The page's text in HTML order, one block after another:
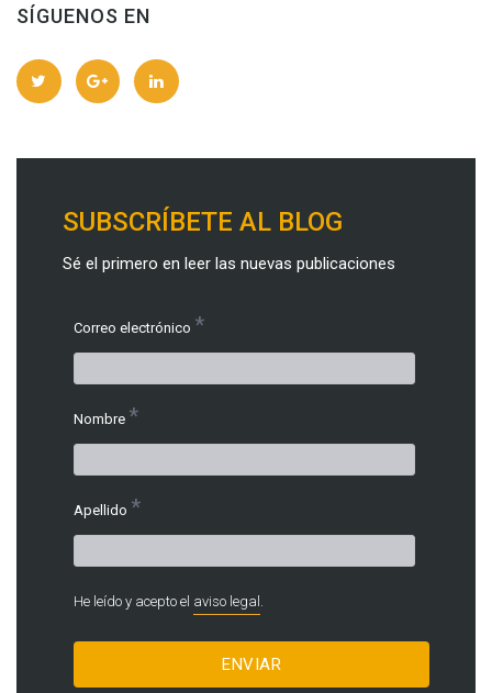
SÍGUENOS EN
SUBSCRÍBETE AL BLOG
Sé el primero en leer las nuevas publicaciones
Correo electrónico *
Nombre *
Apellido *
He leído y acepto el aviso legal